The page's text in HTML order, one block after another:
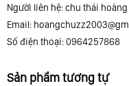
Pin: 3-cell, 41 Wh Li-ion
Cân nặng: 1.47 kg
Người liên hệ: chu thái hoàng
Email:
Số điện thoại: 0964257868
Sản phẩm tương tự